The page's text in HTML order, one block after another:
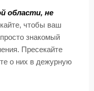
области, не
чтобы ваш
знакомый
Пресекайте
о них в дежурную